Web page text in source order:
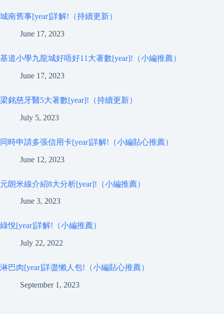
城南舊事[year]詳解!（持續更新）
June 17, 2023
基道小學九龍城好唔好11大著數[year]!（小編推薦）
June 17, 2023
梁銘慈牙醫5大著數[year]!（持續更新）
July 5, 2023
同時申請多張信用卡[year]詳解!（小編貼心推薦）
June 12, 2023
元朗米線介紹8大分析[year]!（小編推薦）
June 3, 2023
綠悅[year]詳解!（小編推薦）
July 22, 2022
淋巴肉[year]詳盡懶人包!（小編貼心推薦）
September 1, 2023